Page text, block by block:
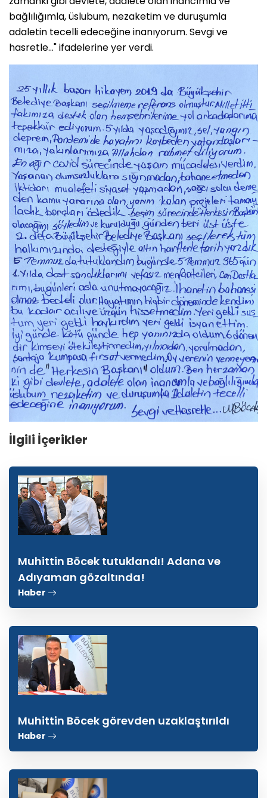
bağlılığımla, üslubum, nezaketim ve duruşumla
adaletin tecelli edeceğine inanıyorum. Sevgi ve
hasretle..." ifadelerine yer verdi.
İlgili İçerikler
Muhittin Böcek tutuklandı! Adana ve
Adıyaman gözaltında!
Haber
Muhittin Böcek görevden uzaklaştırıldı
Haber